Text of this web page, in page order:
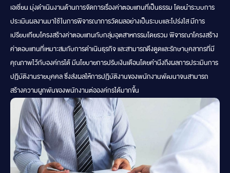
เอเชี่ยน มุ่งดำเนินงานด้านการจัดการเรื่องค่าตอบแทนที่เป็นธรรม โดยนำระบบการ
ประเมินผลงานมาใช้ในการพิจารณาการวัดผลอย่างเป็นระบบและโปร่งใส มีการ
เปรียบเทียบโครงสร้างค่าตอบแทนกับกลุ่มอุตสาหกรรมโดยรวม พิจารณาโครงสร้าง
ค่าตอบแทนที่เหมาะสมกับการดำเนินธุรกิจ และสามารถดึงดูดและรักษาบุคลากรที่มี
คุณภาพไว้กับองค์กรได้ มีนโยบายการปรับเงินเดือนโดยคำนึงถึงผลการประเมินการ
ปฏิบัติงานรายบุคคล ซึ่งส่งผลให้การปฏิบัติงานของพนักงานพัฒนาจนสามารถ
สร้างความผูกพันของพนักงานต่อองค์กรได้มากขึ้น